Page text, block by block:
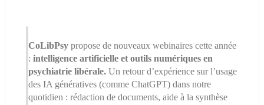
CoLibPsy propose de nouveaux webinaires cette année
: intelligence artificielle et outils numériques en
psychiatrie libérale. Un retour d’expérience sur l’usage
des IA génératives (comme ChatGPT) dans notre
quotidien : rédaction de documents, aide à la synthèse